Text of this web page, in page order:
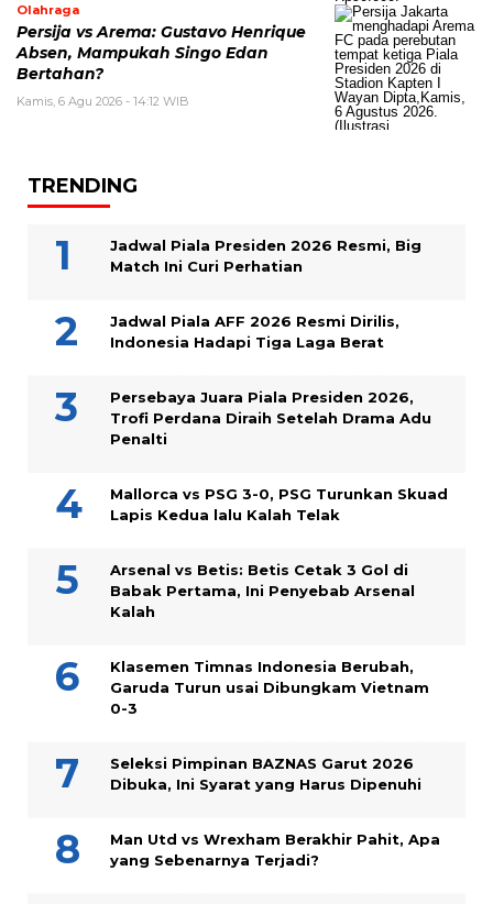
Olahraga
Persija vs Arema: Gustavo Henrique
Absen, Mampukah Singo Edan
Bertahan?
Kamis, 6 Agu 2026 - 14:12 WIB
TRENDING
Jadwal Piala Presiden 2026 Resmi, Big
Match Ini Curi Perhatian
Jadwal Piala AFF 2026 Resmi Dirilis,
Indonesia Hadapi Tiga Laga Berat
Persebaya Juara Piala Presiden 2026,
Trofi Perdana Diraih Setelah Drama Adu
Penalti
Mallorca vs PSG 3-0, PSG Turunkan Skuad
Lapis Kedua lalu Kalah Telak
Arsenal vs Betis: Betis Cetak 3 Gol di
Babak Pertama, Ini Penyebab Arsenal
Kalah
Klasemen Timnas Indonesia Berubah,
Garuda Turun usai Dibungkam Vietnam
0-3
Seleksi Pimpinan BAZNAS Garut 2026
Dibuka, Ini Syarat yang Harus Dipenuhi
Man Utd vs Wrexham Berakhir Pahit, Apa
yang Sebenarnya Terjadi?